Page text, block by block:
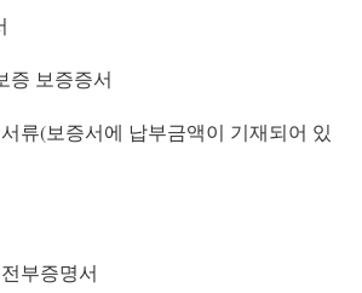
증 보증증서
류(보증서에 납부금액이 기재되어 있
부증명서